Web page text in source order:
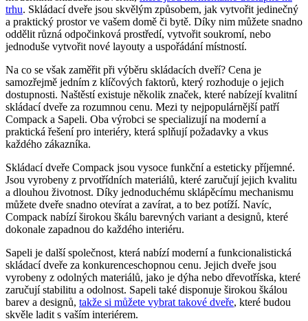
trhu. Skládací dveře jsou skvělým způsobem, jak vytvořit jedinečný
a praktický prostor ve vašem domě či bytě. Díky nim můžete snadno
oddělit různá odpočinková prostředí, vytvořit soukromí, nebo
jednoduše vytvořit nové layouty a uspořádání místností.
Na co se však zaměřit při výběru skládacích dveří? Cena je
samozřejmě jedním z klíčových faktorů, který rozhoduje o jejich
dostupnosti. Naštěstí existuje několik značek, které nabízejí kvalitní
skládací dveře za rozumnou cenu. Mezi ty nejpopulárnější patří
Compack a Sapeli. Oba výrobci se specializují na moderní a
praktická řešení pro interiéry, která splňují požadavky a vkus
každého zákazníka.
Skládací dveře Compack jsou vysoce funkční a esteticky příjemné.
Jsou vyrobeny z prvotřídních materiálů, které zaručují jejich kvalitu
a dlouhou životnost. Díky jednoduchému sklápěcímu mechanismu
můžete dveře snadno otevírat a zavírat, a to bez potíží. Navíc,
Compack nabízí širokou škálu barevných variant a designů, které
dokonale zapadnou do každého interiéru.
Sapeli je další společnost, která nabízí moderní a funkcionalistická
skládací dveře za konkurenceschopnou cenu. Jejich dveře jsou
vyrobeny z odolných materiálů, jako je dýha nebo dřevotříska, které
zaručují stabilitu a odolnost. Sapeli také disponuje širokou škálou
barev a designů, takže si můžete vybrat takové dveře, které budou
skvěle ladit s vaším interiérem.